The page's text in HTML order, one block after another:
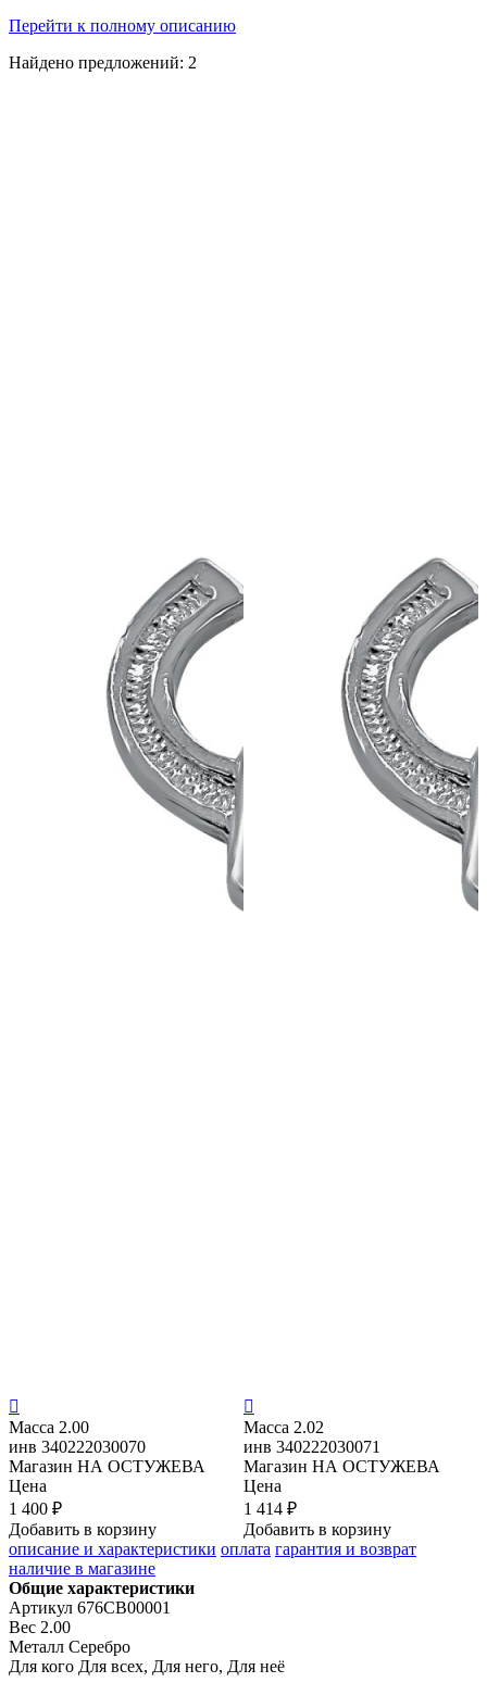
Перейти к полному описанию
Найдено предложений: 2

Масса 2.00
инв 340222030070
Магазин НА ОСТУЖЕВА
Цена
1 400 ₽
Добавить в корзину

Масса 2.02
инв 340222030071
Магазин НА ОСТУЖЕВА
Цена
1 414 ₽
Добавить в корзину
описание и характеристики оплата гарантия и возврат
наличие в магазине
Общие характеристики
Артикул 676СВ00001
Вес 2.00
Металл Серебро
Для кого Для всех, Для него, Для неё